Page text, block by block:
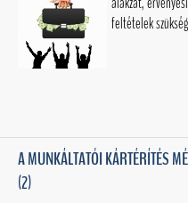
feltételek
A MUNKÁLTATÓI KÁRTÉRÍTÉS
(2)